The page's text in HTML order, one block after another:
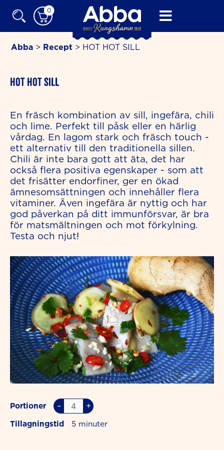
0
Abba > Recept > HOT HOT SILL
HOT HOT SILL
En fräsch kombination av sill, ingefära, chili
och lime. Perfekt till påsk eller en härlig
vårdag. En lagom stark och fräsch touch -
ett alternativ till den traditionella sillen.
Chili är inte bara gott att äta, det har
också flera positiva egenskaper - som att
det frisätter endorfiner, ger en ökad
ämnesomsättningen och innehåller flera
vitaminer. Även ingefära är nyttig och har
god påverkan på ditt immunförsvar, är bra
för matsmältningen och mot förkylning.
Testa och njut!
Portioner – +
Tillagningstid 5